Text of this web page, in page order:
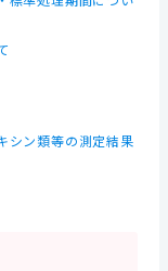
シン類等の測定結果